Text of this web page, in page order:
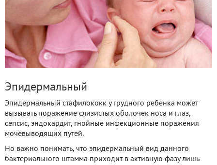
Эпидермальный
Эпидермальный стафилококк у грудного ребенка может
вызывать поражение слизистых оболочек носа и глаз,
сепсис, эндокардит, гнойные инфекционные поражения
мочевыводящих путей.
Но важно понимать, что эпидермальный вид данного
бактериального штамма приходит в активную фазу лишь